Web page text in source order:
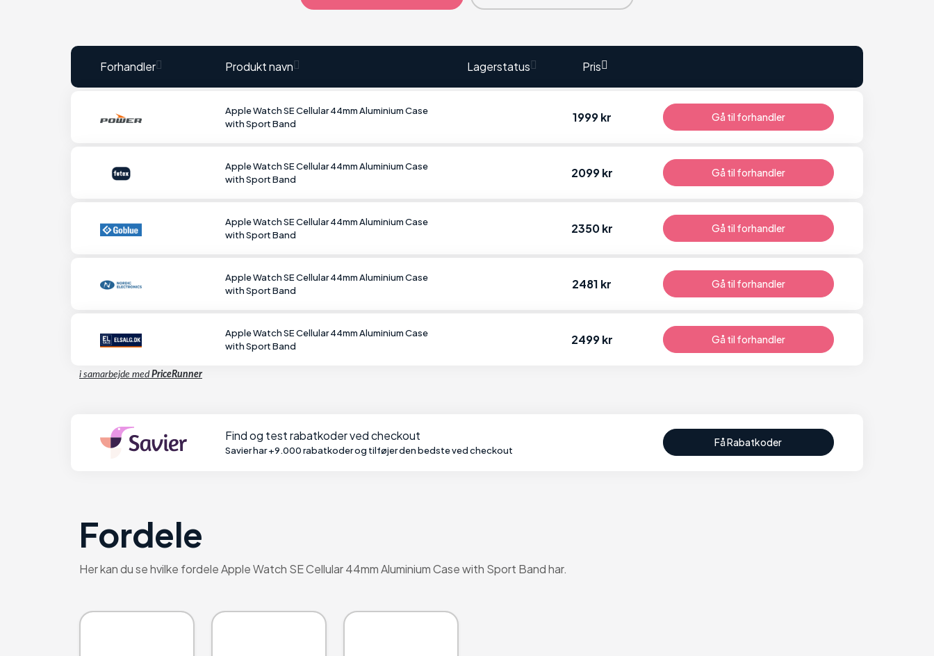
Forhandler Produkt navn Lagerstatus Pris
Apple Watch SE Cellular 44mm Aluminium Case
with Sport Band
1999 kr Gå til forhandler
Apple Watch SE Cellular 44mm Aluminium Case
with Sport Band
2099 kr Gå til forhandler
Apple Watch SE Cellular 44mm Aluminium Case
with Sport Band
2350 kr Gå til forhandler
Apple Watch SE Cellular 44mm Aluminium Case
with Sport Band
2481 kr Gå til forhandler
Apple Watch SE Cellular 44mm Aluminium Case
with Sport Band
2499 kr Gå til forhandler
i samarbejde med PriceRunner
Find og test rabatkoder ved checkout
Savier har +9.000 rabatkoder og tilføjer den bedste ved checkout
Få Rabatkoder
Fordele
Her kan du se hvilke fordele Apple Watch SE Cellular 44mm Aluminium Case with Sport Band har.